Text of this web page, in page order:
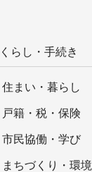
くらし・手続き
住まい・暮らし
戸籍・税・保険
市民協働・学び
まちづくり・環境